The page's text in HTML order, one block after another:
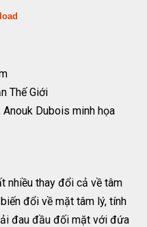
Thế Giới
Dubois minh họa
nhiều thay đổi cả về tâm
đổi về mặt tâm lý, tính
đau đầu đối mặt với đứa